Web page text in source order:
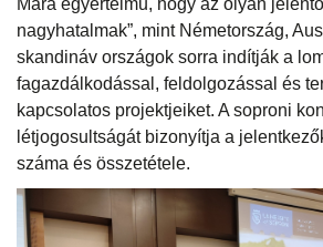
Mára egyértelmű, hogy az olyan
nagyhatalmak”, mint Németország,
skandináv országok sorra indítják a
fagazdálkodással, feldolgozással és
kapcsolatos projektjeiket. A soproni
létjogosultságát bizonyítja a
száma és összetétele.